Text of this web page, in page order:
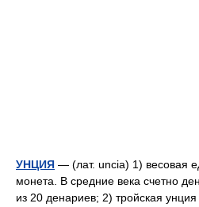
УНЦИЯ — (лат. uncia) 1) весовая
монета. В средние века счетно
из 20 денариев; 2) тройская